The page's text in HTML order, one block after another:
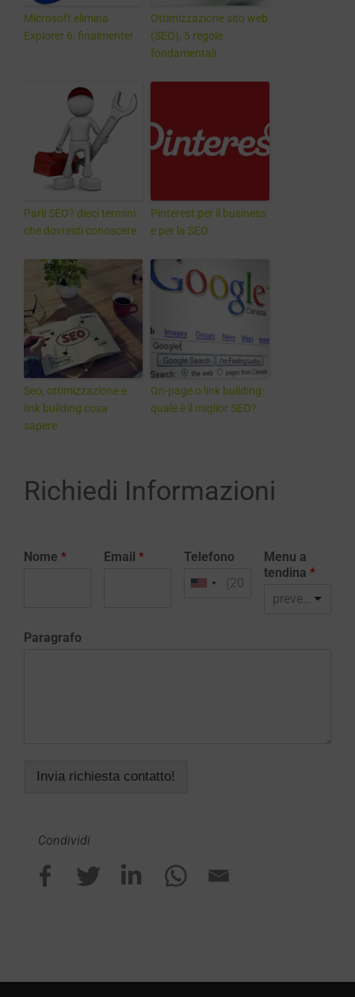
Microsoft elimina
Explorer 6: finalmente!
Ottimizzazione sito web
(SEO), 5 regole
fondamentali
Parli SEO? dieci termini
che dovresti conoscere
Pinterest per il business
e per la SEO
Seo, ottimizzazione e
link building cosa
sapere
On-page o link building:
quale è il miglior SEO?
Richiedi Informazioni
Nome * Email * Telefono
Menu a
tendina *
preventivo realizzazione sito web
Paragrafo
Invia richiesta contatto!
Condividi